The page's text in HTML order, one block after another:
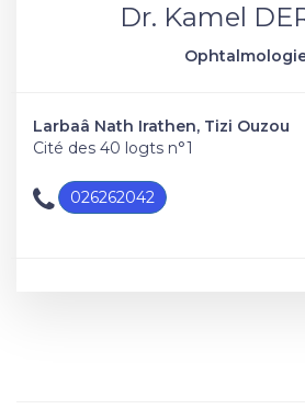
Dr. Kamel
Larbaâ Nath Irathen, Tizi Ouzou
Cité des 40 logts n°1
026262042